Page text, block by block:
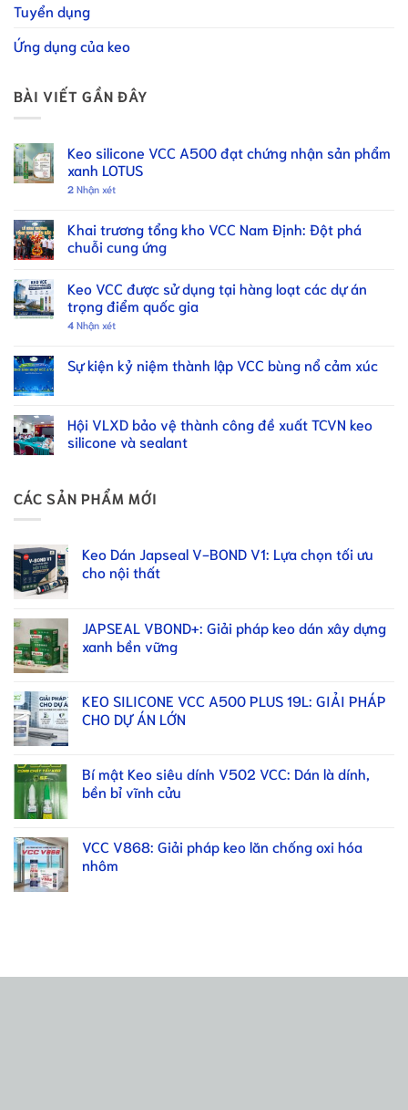
Tuyển dụng
Ứng dụng của keo
BÀI VIẾT GẦN ĐÂY
Keo silicone VCC A500 đạt chứng nhận sản phẩm
xanh LOTUS
2 Nhận xét
Khai trương tổng kho VCC Nam Định: Đột phá
chuỗi cung ứng
Keo VCC được sử dụng tại hàng loạt các dự án
trọng điểm quốc gia
4 Nhận xét
Sự kiện kỷ niệm thành lập VCC bùng nổ cảm xúc
Hội VLXD bảo vệ thành công đề xuất TCVN keo
silicone và sealant
CÁC SẢN PHẨM MỚI
Keo Dán Japseal V-BOND V1: Lựa chọn tối ưu
cho nội thất
JAPSEAL VBOND+: Giải pháp keo dán xây dựng
xanh bền vững
KEO SILICONE VCC A500 PLUS 19L: GIẢI PHÁP
CHO DỰ ÁN LỚN
Bí mật Keo siêu dính V502 VCC: Dán là dính,
bền bỉ vĩnh cửu
VCC V868: Giải pháp keo lăn chống oxi hóa
nhôm